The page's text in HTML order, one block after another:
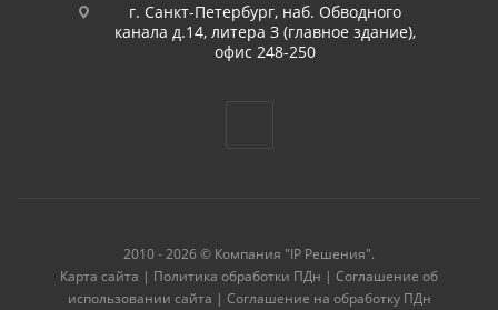
г. Санкт-Петербург, наб. Обводного
канала д.14, литера З (главное здание),
офис 248-250
2010 - 2026 © Компания "IP Решения".
Карта сайта | Политика обработки ПДн | Соглашение об
использовании сайта | Соглашение на обработку ПДн